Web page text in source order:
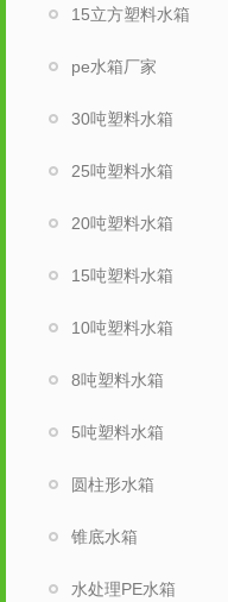
15立方塑料水箱
pe水箱厂家
30吨塑料水箱
25吨塑料水箱
20吨塑料水箱
15吨塑料水箱
10吨塑料水箱
8吨塑料水箱
5吨塑料水箱
圆柱形水箱
锥底水箱
水处理PE水箱